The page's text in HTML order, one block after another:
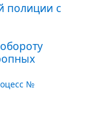
полиции с
№